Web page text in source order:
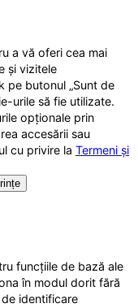
a vă oferi cea mai
și vizitele
pe butonul „Sunt de
urile să fie utilizate.
opționale prin
accesării sau
cu privire la Termeni și
funcțiile de bază ale
în modul dorit fără
identificare